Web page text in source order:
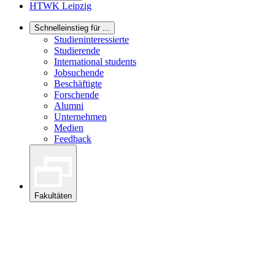
HTWK Leipzig
Schnelleinstieg für ...
Studieninteressierte
Studierende
International students
Jobsuchende
Beschäftigte
Forschende
Alumni
Unternehmen
Medien
Feedback
Fakultäten